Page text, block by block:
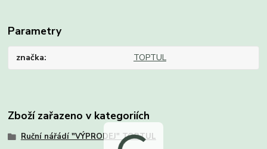
Parametry
značka TOPTUL
Zboží zařazeno v kategoriích
Ruční nářádí "VÝPRODEJ" TOPTUL